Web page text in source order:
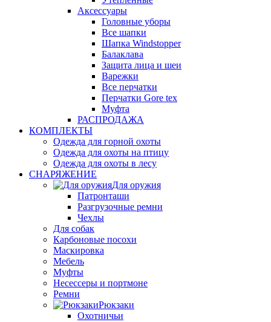
Аксессуары
Головные уборы
Все шапки
Шапка Windstopper
Балаклава
Защита лица и шеи
Варежки
Все перчатки
Перчатки Gore tex
Муфта
РАСПРОДАЖА
КОМПЛЕКТЫ
Одежда для горной охоты
Одежда для охоты на птицу
Одежда для охоты в лесу
СНАРЯЖЕНИЕ
Для оружия
Патронташи
Разгрузочные ремни
Чехлы
Для собак
Карбоновые посохи
Маскировка
Мебель
Муфты
Несессеры и портмоне
Ремни
Рюкзаки
Охотничьи